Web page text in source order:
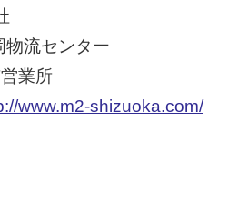
ンター
所
www.m2-shizuoka.com/